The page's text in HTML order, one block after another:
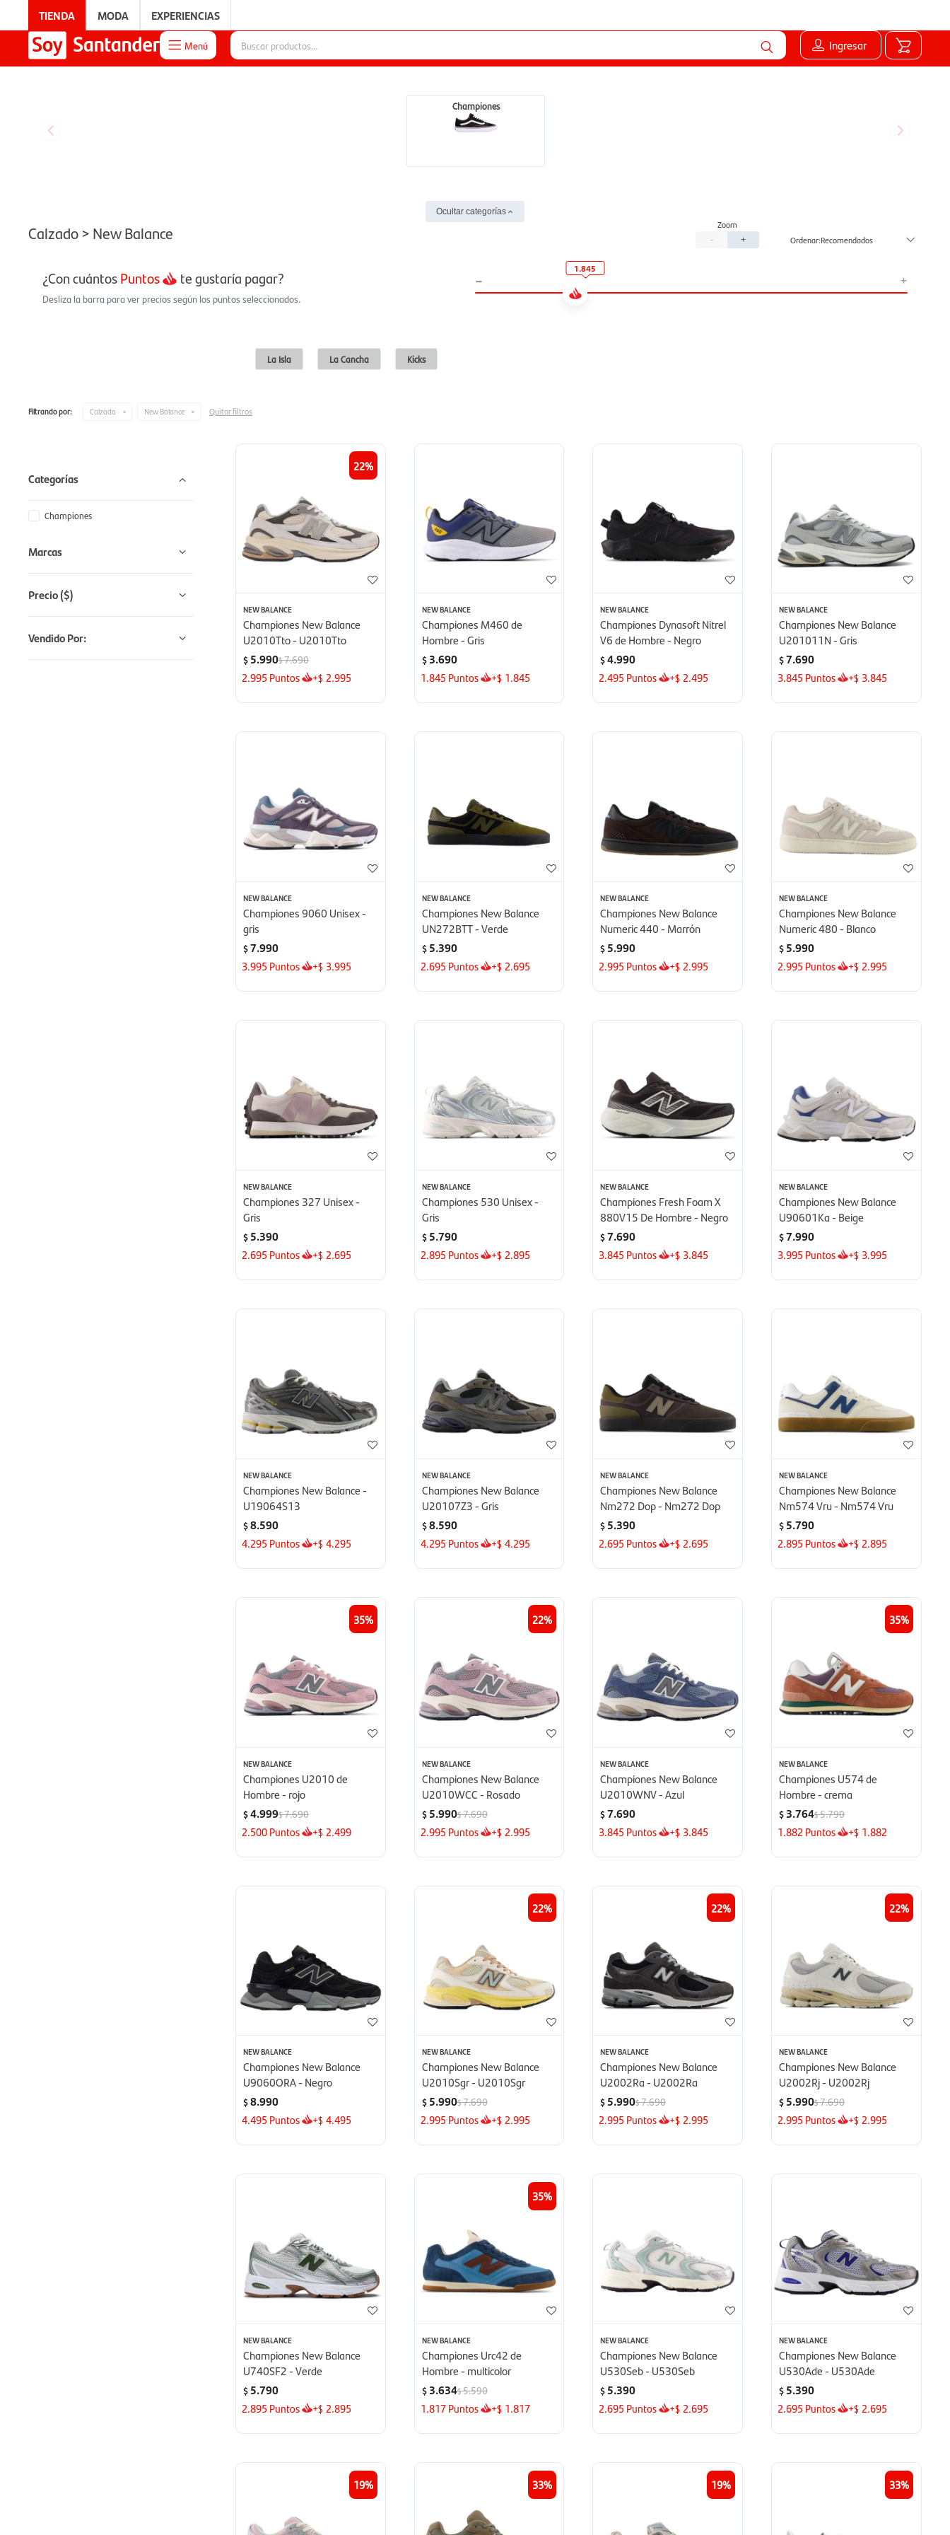
TIENDA MODA EXPERIENCIAS
 Menú Ingresar
Championes
Ocultar categorías
Calzado > New Balance - + Recomendados
¿Con cuántosPuntos te gustaría pagar?
Desliza la barra para ver precios según los puntos seleccionados.
- +
1.845
La Isla La Cancha Kicks
Filtrando por: Calzado New Balance Quitar filtros
22
NEW BALANCE
Championes New Balance
U2010Tto - U2010Tto
$ 5.990$7.690
2.995 Puntos +$ 2.995
NEW BALANCE
Championes M460 de
Hombre - Gris
$ 3.690
1.845 Puntos +$ 1.845
NEW BALANCE
Championes Dynasoft Nitrel
V6 de Hombre - Negro
$4.990
2.495 Puntos +$ 2.495
NEW BALANCE
Championes New Balance
U201011N - Gris
$7.690
3.845 Puntos +$ 3.845
NEW BALANCE
Championes 9060 Unisex -
gris
$7.990
3.995 Puntos +$ 3.995
NEW BALANCE
Championes New Balance
UN272BTT - Verde
$ 5.390
2.695 Puntos +$ 2.695
NEW BALANCE
Championes New Balance
Numeric 440 - Marrón
$ 5.990
2.995 Puntos +$ 2.995
NEW BALANCE
Championes New Balance
Numeric 480 - Blanco
$ 5.990
2.995 Puntos +$ 2.995
NEW BALANCE
Championes 327 Unisex -
Gris
$ 5.390
2.695 Puntos +$ 2.695
NEW BALANCE
Championes 530 Unisex -
Gris
$ 5.790
2.895 Puntos +$ 2.895
NEW BALANCE
Championes Fresh Foam X
880V15 De Hombre - Negro
$7.690
3.845 Puntos +$ 3.845
NEW BALANCE
Championes New Balance
U90601Ka - Beige
$7.990
3.995 Puntos +$ 3.995
NEW BALANCE
Championes New Balance -
U19064S13
$8.590
4.295 Puntos +$ 4.295
NEW BALANCE
Championes New Balance
U20107Z3 - Gris
$8.590
4.295 Puntos +$ 4.295
NEW BALANCE
Championes New Balance
Nm272 Dop - Nm272 Dop
$ 5.390
2.695 Puntos +$ 2.695
NEW BALANCE
Championes New Balance
Nm574 Vru - Nm574 Vru
$ 5.790
2.895 Puntos +$ 2.895
35
NEW BALANCE
Championes U2010 de
Hombre - rojo
$4.999$7.690
2.500Puntos +$ 2.499
22
NEW BALANCE
Championes New Balance
U2010WCC - Rosado
$ 5.990$7.690
2.995 Puntos +$ 2.995
NEW BALANCE
Championes New Balance
U2010WNV - Azul
$7.690
3.845 Puntos +$ 3.845
35
NEW BALANCE
Championes U574 de
Hombre - crema
$ 3.764$5.790
1.882 Puntos +$ 1.882
NEW BALANCE
Championes New Balance
U9060ORA - Negro
$8.990
4.495 Puntos +$ 4.495
22
NEW BALANCE
Championes New Balance
U2010Sgr - U2010Sgr
$ 5.990$7.690
2.995 Puntos +$ 2.995
22
NEW BALANCE
Championes New Balance
U2002Ra - U2002Ra
$ 5.990$7.690
2.995 Puntos +$ 2.995
22
NEW BALANCE
Championes New Balance
U2002Rj - U2002Rj
$ 5.990$7.690
2.995 Puntos +$ 2.995
NEW BALANCE
Championes New Balance
U740SF2 - Verde
$ 5.790
2.895 Puntos +$ 2.895
35
NEW BALANCE
Championes Urc42 de
Hombre - multicolor
$ 3.634$5.590
1.817Puntos +$ 1.817
NEW BALANCE
Championes New Balance
U530Seb - U530Seb
$ 5.390
2.695 Puntos +$ 2.695
NEW BALANCE
Championes New Balance
U530Ade - U530Ade
$ 5.390
2.695 Puntos +$ 2.695
19 33 19 33
Categorías
Championes
Marcas
Precio($)
Vendido Por: